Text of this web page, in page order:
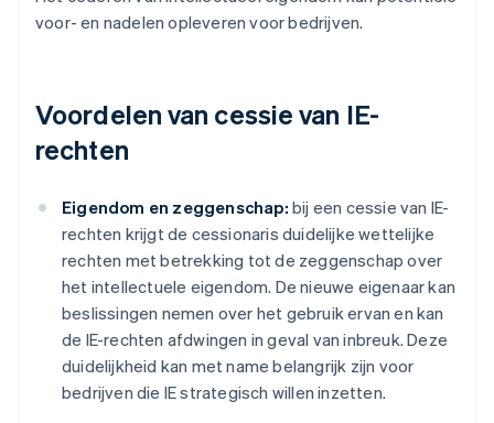
voor- en nadelen opleveren voor bedrijven.
Voordelen van cessie van IE-
rechten
Eigendom en zeggenschap: bij een cessie van IE-
rechten krijgt de cessionaris duidelijke wettelijke
rechten met betrekking tot de zeggenschap over
het intellectuele eigendom. De nieuwe eigenaar kan
beslissingen nemen over het gebruik ervan en kan
de IE-rechten afdwingen in geval van inbreuk. Deze
duidelijkheid kan met name belangrijk zijn voor
bedrijven die IE strategisch willen inzetten.